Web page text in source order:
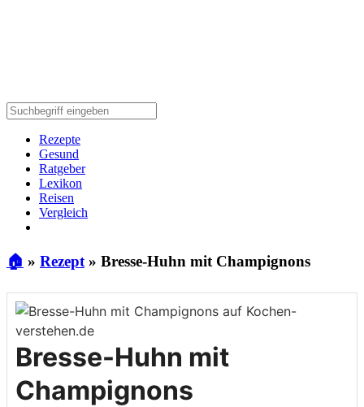
Rezepte
Gesund
Ratgeber
Lexikon
Reisen
Vergleich
🏠 » Rezept » Bresse-Huhn mit Champignons
Bresse-Huhn mit
Champignons